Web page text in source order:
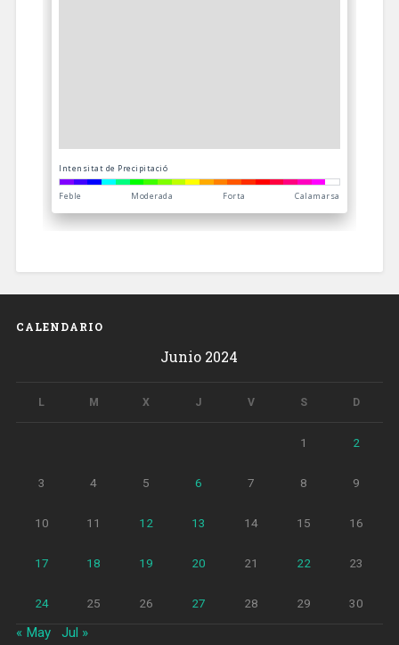
CALENDARIO
Junio 2024
L M X J V S D
1 2
3 4 5 6 7 8 9
10 11 12 13 14 15 16
17 18 19 20 21 22 23
24 25 26 27 28 29 30
« May Jul »